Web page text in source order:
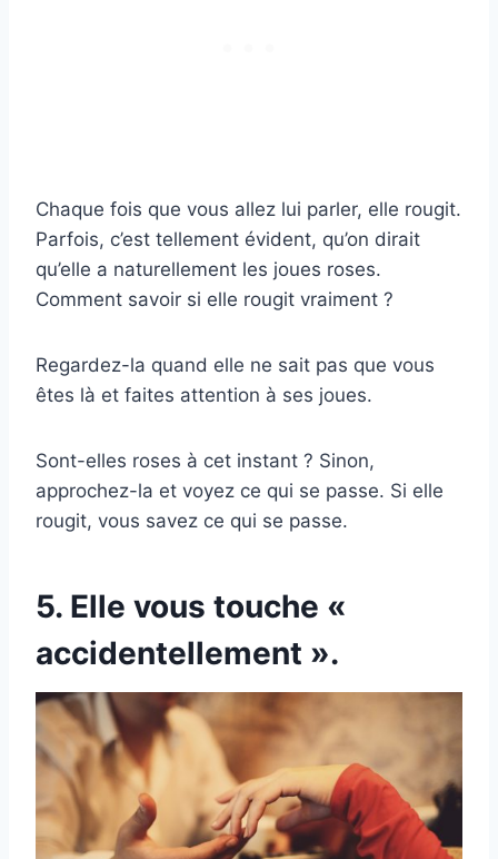
Chaque fois que vous allez lui parler, elle rougit.
Parfois, c’est tellement évident, qu’on dirait
qu’elle a naturellement les joues roses.
Comment savoir si elle rougit vraiment ?
Regardez-la quand elle ne sait pas que vous
êtes là et faites attention à ses joues.
Sont-elles roses à cet instant ? Sinon,
approchez-la et voyez ce qui se passe. Si elle
rougit, vous savez ce qui se passe.
5. Elle vous touche «
accidentellement ».